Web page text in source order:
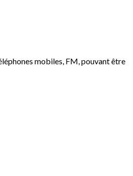
mobiles, FM, pouvant être